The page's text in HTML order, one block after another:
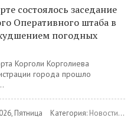
состоялось заседание
Оперативного штаба в
погодных
Корголи Корголиева
города прошло
Пятница Категория: Новости/